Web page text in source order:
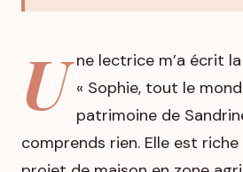
U ne lectrice m’a écrit
« Sophie, tout le
patrimoine de
comprends rien. Elle est riche